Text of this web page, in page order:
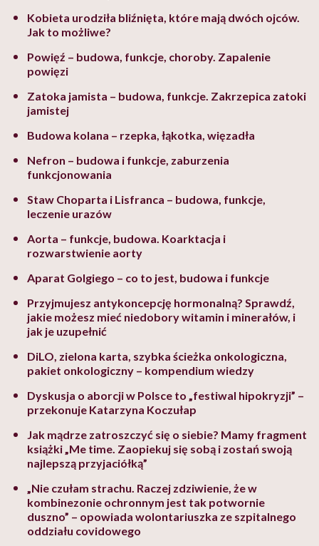
Kobieta urodziła bliźnięta, które mają dwóch ojców.
Jak to możliwe?
Powięź – budowa, funkcje, choroby. Zapalenie
powięzi
Zatoka jamista – budowa, funkcje. Zakrzepica zatoki
jamistej
Budowa kolana – rzepka, łąkotka, więzadła
Nefron – budowa i funkcje, zaburzenia
funkcjonowania
Staw Choparta i Lisfranca – budowa, funkcje,
leczenie urazów
Aorta – funkcje, budowa. Koarktacja i
rozwarstwienie aorty
Aparat Golgiego – co to jest, budowa i funkcje
Przyjmujesz antykoncepcję hormonalną? Sprawdź,
jakie możesz mieć niedobory witamin i minerałów, i
jak je uzupełnić
DiLO, zielona karta, szybka ścieżka onkologiczna,
pakiet onkologiczny – kompendium wiedzy
Dyskusja o aborcji w Polsce to „festiwal hipokryzji” –
przekonuje Katarzyna Koczułap
Jak mądrze zatroszczyć się o siebie? Mamy fragment
książki „Me time. Zaopiekuj się sobą i zostań swoją
najlepszą przyjaciółką”
„Nie czułam strachu. Raczej zdziwienie, że w
kombinezonie ochronnym jest tak potwornie
duszno” – opowiada wolontariuszka ze szpitalnego
oddziału covidowego